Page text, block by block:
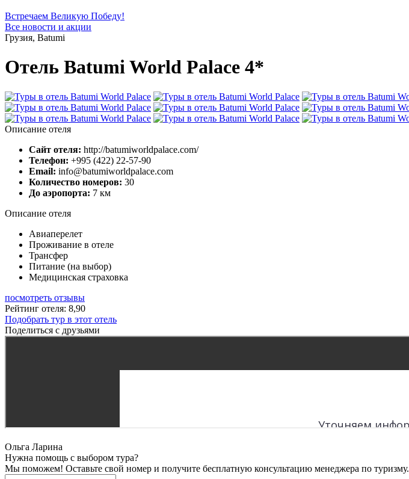
Встречаем Великую Победу!
Все новости и акции
Грузия, Batumi
Отель Batumi World Palace 4*
Описание отеля
Сайт отеля: http://batumiworldpalace.com/
Телефон: +995 (422) 22-57-90
Email: info@batumiworldpalace.com
Количество номеров: 30
До аэропорта: 7 км
Описание отеля
Авиаперелет
Проживание в отеле
Трансфер
Питание (на выбор)
Медицинская страховка
посмотреть отзывы
Рейтинг отеля: 8,90
Подобрать тур в этот отель
Поделиться с друзьями
Ольга Ларина
Нужна помощь с выбором тура?
Мы поможем! Оставьте свой номер и получите бесплатную консультацию менеджера по туризму.